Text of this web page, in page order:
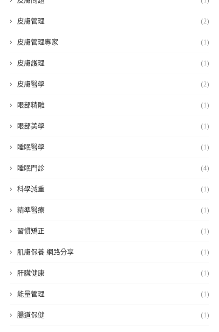
皮膚管理 (2)
皮膚管理專家 (1)
皮膚護理 (1)
皮膚醫學 (2)
眼部精雕 (1)
眼部美學 (1)
睡眠醫學 (1)
睡眠門診 (4)
科學減重 (1)
精準醫療 (1)
習慣矯正 (1)
肌膚保養 網路分享 (1)
肝臟健康 (1)
能量管理 (1)
腸道保健 (1)